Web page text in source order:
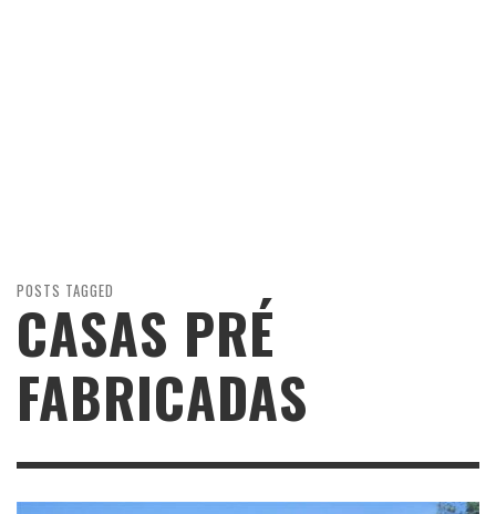
POSTS TAGGED
CASAS PRÉ
FABRICADAS